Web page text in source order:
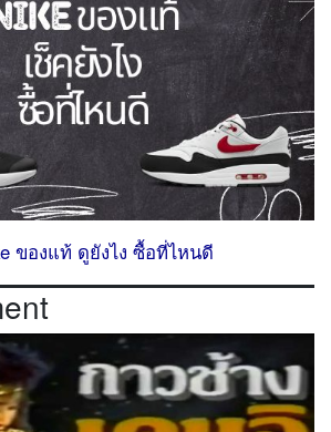
ของแท้ ดูยังไง ซื้อที่ไหนดี